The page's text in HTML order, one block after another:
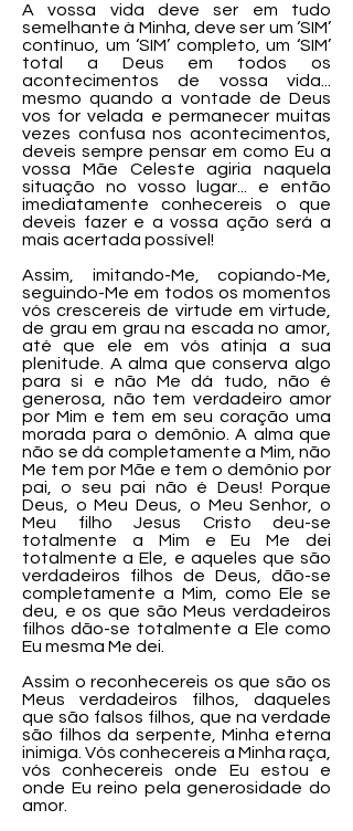
A vossa vida deve ser em tudo
semelhante à Minha, deve ser um ‘SIM’
contínuo, um ‘SIM’ completo, um ‘SIM’
total a Deus em todos os
acontecimentos de vossa vida...
mesmo quando a vontade de Deus
vos for velada e permanecer muitas
vezes confusa nos acontecimentos,
deveis sempre pensar em como Eu a
vossa Mãe Celeste agiria naquela
situação no vosso lugar... e então
imediatamente conhecereis o que
deveis fazer e a vossa ação será a
mais acertada possível!
Assim, imitando-Me, copiando-Me,
seguindo-Me em todos os momentos
vós crescereis de virtude em virtude,
de grau em grau na escada no amor,
até que ele em vós atinja a sua
plenitude. A alma que conserva algo
para si e não Me dá tudo, não é
generosa, não tem verdadeiro amor
por Mim e tem em seu coração uma
morada para o demônio. A alma que
não se dá completamente a Mim, não
Me tem por Mãe e tem o demônio por
pai, o seu pai não é Deus! Porque
Deus, o Meu Deus, o Meu Senhor, o
Meu filho Jesus Cristo deu-se
totalmente a Mim e Eu Me dei
totalmente a Ele, e aqueles que são
verdadeiros filhos de Deus, dão-se
completamente a Mim, como Ele se
deu, e os que são Meus verdadeiros
filhos dão-se totalmente a Ele como
Eu mesma Me dei.
Assim o reconhecereis os que são os
Meus verdadeiros filhos, daqueles
que são falsos filhos, que na verdade
são filhos da serpente, Minha eterna
inimiga. Vós conhecereis a Minha raça,
vós conhecereis onde Eu estou e
onde Eu reino pela generosidade do
amor.